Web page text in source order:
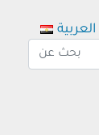
العربية